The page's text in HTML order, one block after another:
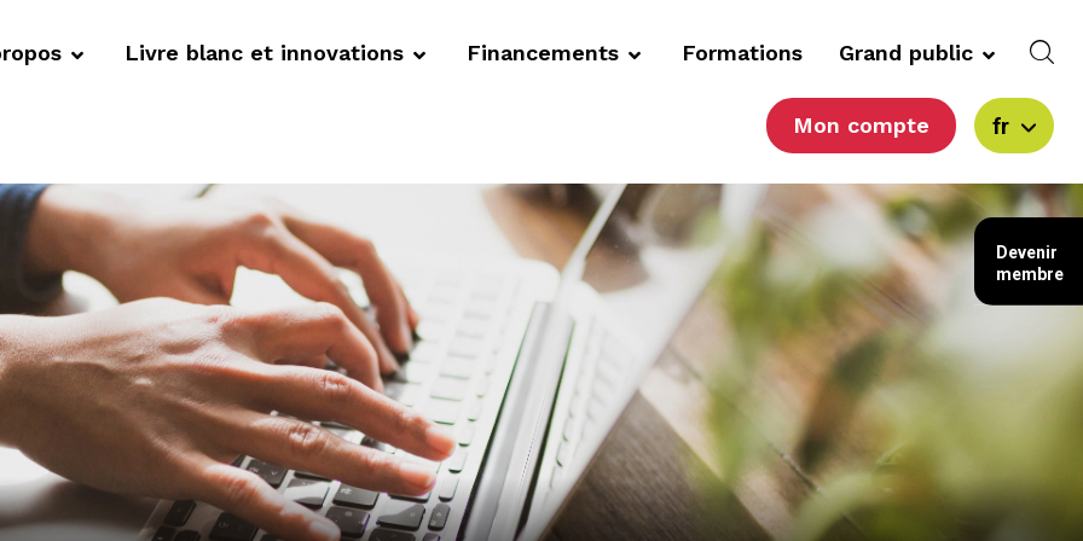
Livre blanc et innovations Financements Formations Grand public
Mon compte fr
Devenir
membre